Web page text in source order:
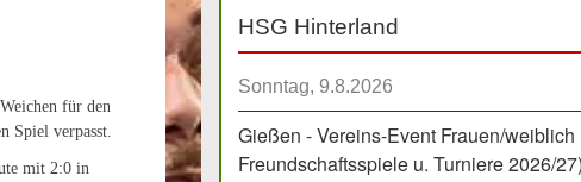
für den
Spiel verpasst.
mit 2:0 in
HSG Hinterland
Sonntag, 9.8.2026
Gießen - Vereins-Event Frauen/weiblich
Freundschaftsspiele u. Turniere 2026/27)